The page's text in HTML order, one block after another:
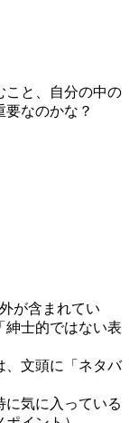
こと、自分の中の
なのかな？
が含まれてい
紳士的ではない表
、文頭に「ネタバ
に気に入っている